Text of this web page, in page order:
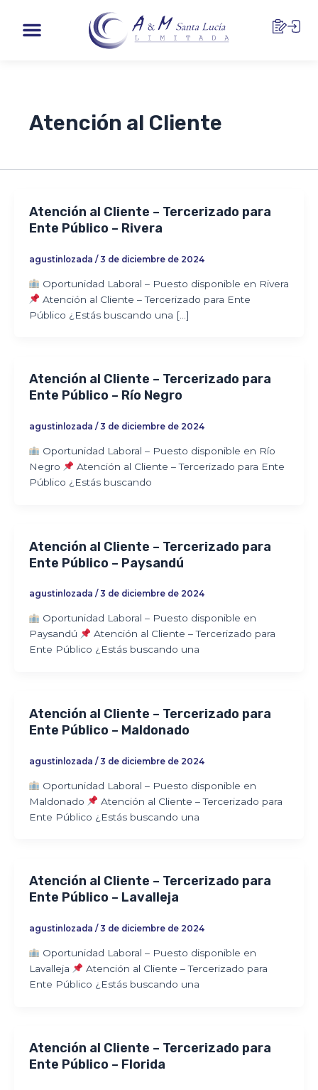
contenido
Menu
Atención al Cliente
Atención al Cliente – Tercerizado para
Ente Público – Rivera
agustinlozada /3 de diciembre de 2024
Oportunidad Laboral – Puesto disponible en Rivera
Atención al Cliente – Tercerizado para Ente
Público ¿Estás buscando una […]
Atención al Cliente – Tercerizado para
Ente Público – Río Negro
agustinlozada /3 de diciembre de 2024
Oportunidad Laboral – Puesto disponible en Río
Negro
Atención al Cliente – Tercerizado para Ente
Público ¿Estás buscando
Atención al Cliente – Tercerizado para
Ente Público – Paysandú
agustinlozada / 3 de diciembre de 2024
Oportunidad Laboral – Puesto disponible en
Paysandú
Atención al Cliente – Tercerizado para
Ente Público ¿Estás buscando una
Atención al Cliente – Tercerizado para
Ente Público – Maldonado
agustinlozada /3 de diciembre de 2024
Oportunidad Laboral – Puesto disponible en
Maldonado
Atención al Cliente – Tercerizado para
Ente Público ¿Estás buscando una
Atención al Cliente – Tercerizado para
Ente Público – Lavalleja
agustinlozada /3 de diciembre de 2024
Oportunidad Laboral – Puesto disponible en
Lavalleja
Atención al Cliente – Tercerizado para
Ente Público ¿Estás buscando una
Atención al Cliente – Tercerizado para
Ente Público – Florida
de
entradas